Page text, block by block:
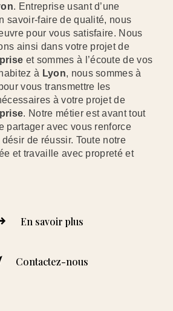
. Entreprise usant d’une
savoir-faire de qualité, nous
pour vous satisfaire. Nous
ainsi dans votre projet de
et sommes à l’écoute de vos
à Lyon, nous sommes à
vous transmettre les
à votre projet de
. Notre métier est avant tout
partager avec vous renforce
de réussir. Toute notre
et travaille avec propreté et
En savoir plus
Contactez-nous